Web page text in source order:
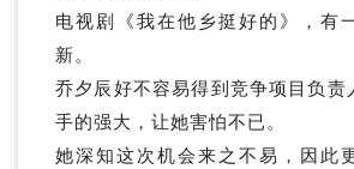
电视剧《我在他乡挺好的》，有
新。
乔夕辰好不容易得到竞争项目负责
手的强大，让她害怕不已。
她深知这次机会来之不易，因此